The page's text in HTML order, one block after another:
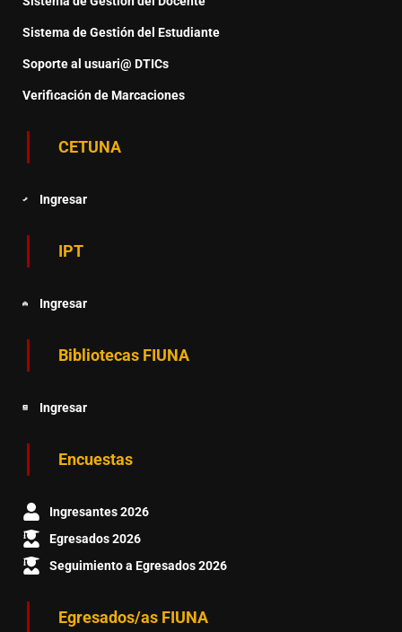
Sistema de Gestión del Estudiante
Soporte al usuari@ DTICs
Verificación de Marcaciones
CETUNA
Ingresar
IPT
Ingresar
Bibliotecas FIUNA
Ingresar
Encuestas
Ingresantes 2026
Egresados 2026
Seguimiento a Egresados 2026
Egresados/as FIUNA